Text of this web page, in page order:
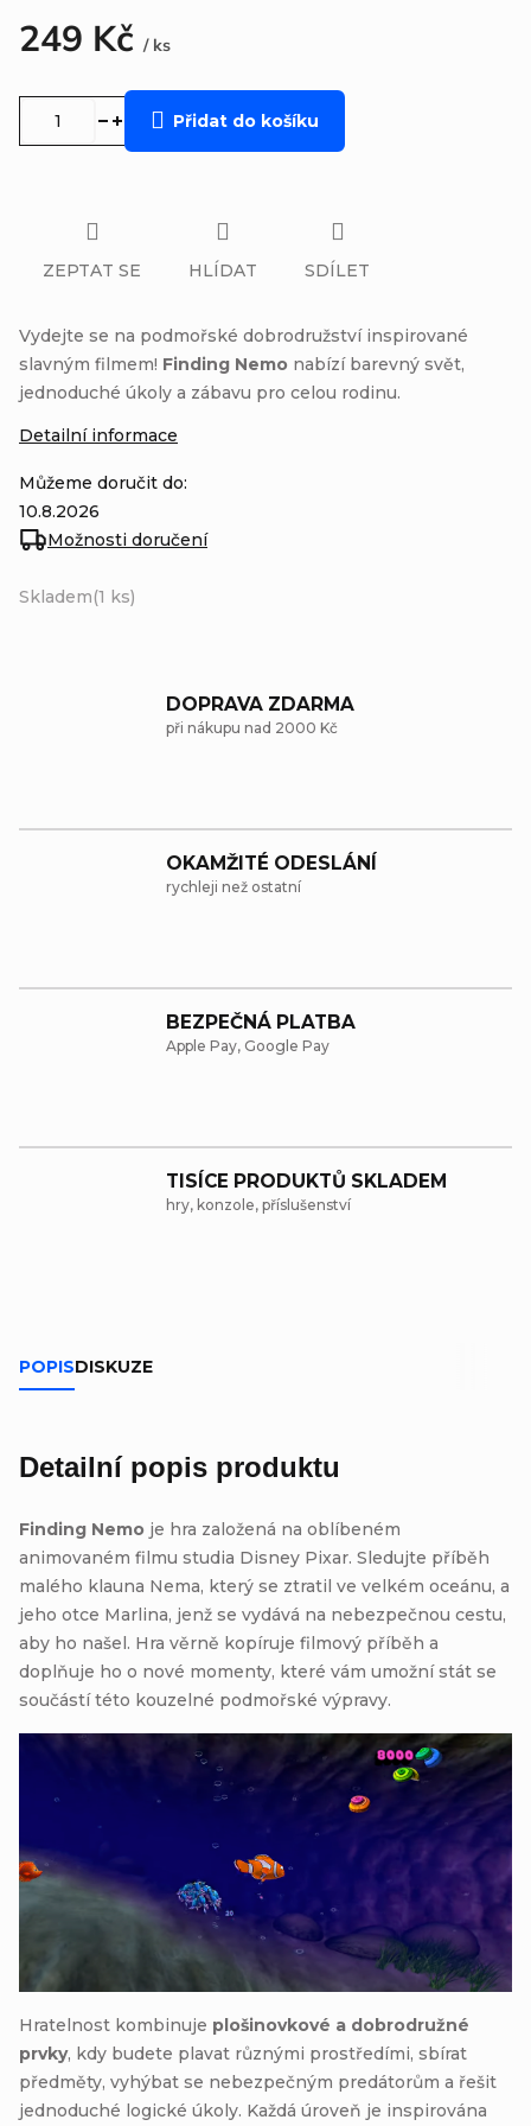
249 Kč / ks
Skladem(1 ks)
Můžeme doručit do:
10.8.2026
Možnosti doručení
Přidat do košíku
Vydejte se na podmořské dobrodružství inspirované
slavným filmem! Finding Nemo nabízí barevný svět,
jednoduché úkoly a zábavu pro celou rodinu.
Detailní informace
ZEPTAT SE HLÍDAT SDÍLET
DOPRAVA ZDARMA
při nákupu nad 2000 Kč
OKAMŽITÉ ODESLÁNÍ
rychleji než ostatní
BEZPEČNÁ PLATBA
Apple Pay, Google Pay
TISÍCE PRODUKTŮ SKLADEM
hry, konzole, příslušenství
POPISDISKUZE
Detailní popis produktu
Finding Nemo je hra založená na oblíbeném
animovaném filmu studia Disney Pixar. Sledujte příběh
malého klauna Nema, který se ztratil ve velkém oceánu, a
jeho otce Marlina, jenž se vydává na nebezpečnou cestu,
aby ho našel. Hra věrně kopíruje filmový příběh a
doplňuje ho o nové momenty, které vám umožní stát se
součástí této kouzelné podmořské výpravy.
Hratelnost kombinuje plošinovkové a dobrodružné
prvky, kdy budete plavat různými prostředími, sbírat
předměty, vyhýbat se nebezpečným predátorům a řešit
jednoduché logické úkoly. Každá úroveň je inspirována